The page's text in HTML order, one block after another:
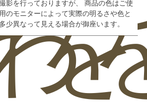
を
影を行っておりますが、 商品の色はご使
用のモニターによって実際の明るさや色と
多少異なって見える場合が御座います。